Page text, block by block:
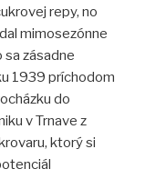
repy, no
mimosezónne
sa zásadne
1939 príchodom
do
v Trnave z
ktorý si